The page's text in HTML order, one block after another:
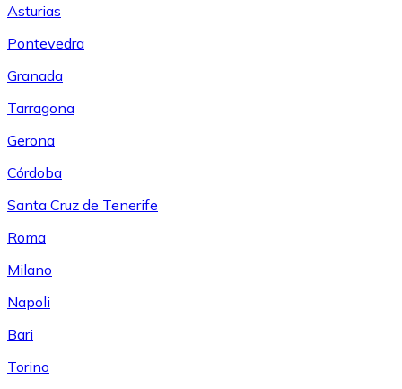
Asturias
Pontevedra
Granada
Tarragona
Gerona
Córdoba
Santa Cruz de Tenerife
Roma
Milano
Napoli
Bari
Torino